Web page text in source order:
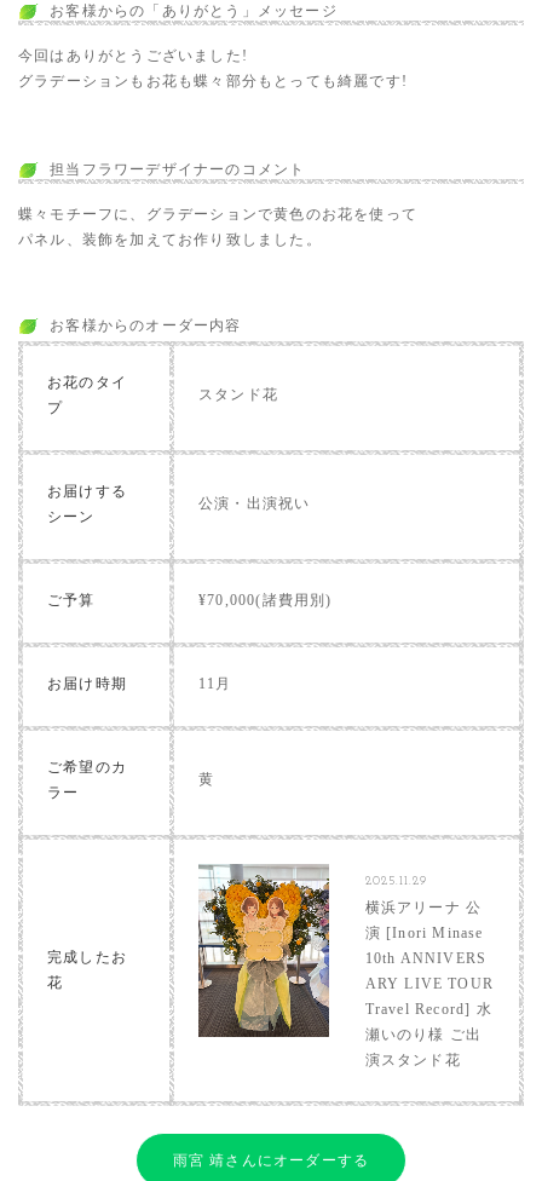
お客様からの「ありがとう」メッセージ
今回はありがとうございました!
グラデーションもお花も蝶々部分もとっても綺麗です!
担当フラワーデザイナーのコメント
蝶々モチーフに、グラデーションで黄色のお花を使って
パネル、装飾を加えてお作り致しました。
お客様からのオーダー内容
お花のタイ
プ
スタンド花
お届けする
シーン
公演・出演祝い
ご予算 ¥70,000(諸費用別)
お届け時期 11月
ご希望のカ
ラー
黄
完成したお
花
2025.11.29
横浜アリーナ 公
演 [Inori Minase
10th ANNIVERS
ARY LIVE TOUR
Travel Record] 水
瀬いのり様 ご出
演スタンド花
雨宮 靖さんにオーダーする